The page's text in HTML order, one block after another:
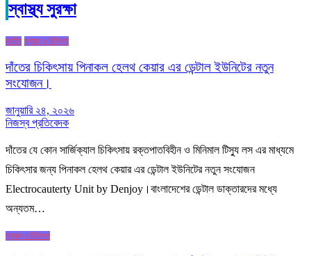
স্বাস্থ্য সুরক্ষা
জাতীয় স্বাস্থ্য ও চিকিৎসা
দাঁতের চিকিৎসায় পিনাকল হেলথ কেয়ার এর ডেন্টাল ইউনিটের নতুন
সংযোজন।
জানুয়ারি ২৪, ২০২৬
নিজস্ব প্রতিবেদক
দাঁতের যে কোন সার্জিক্যাল চিকিৎসায় রক্তপাতবিহীন ও মিনিমাল টিস্যু লস এর মাধ্যমে
চিকিৎসার জন্য পিনাকল হেলথ কেয়ার এর ডেন্টাল ইউনিটের নতুন সংযোজন
Electrocauterty Unit by Denjoy।বাংলাদেশের ডেন্টাল ডাক্তারদের মধ্যে
অন্যতম…
স্বাস্থ্য ও চিকিৎসা